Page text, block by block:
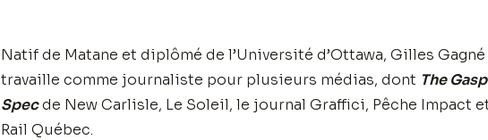
Natif de Matane et diplômé de l’Université d’Ottawa, Gilles Gagné
travaille comme journaliste pour plusieurs médias, dont The
Specde New Carlisle, Le Soleil, le journal Graffici, Pêche Impact
Rail Québec.